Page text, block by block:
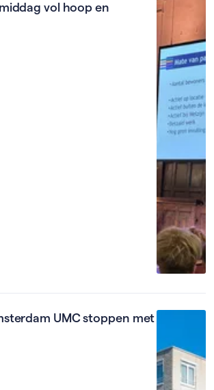
vol hoop en
UMC stoppen met